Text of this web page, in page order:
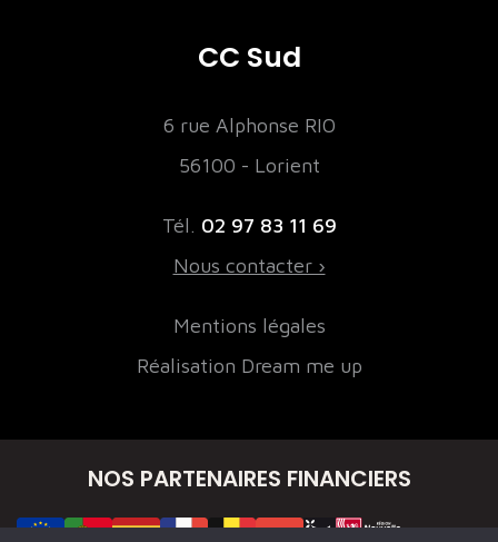
CC Sud
6 rue Alphonse RIO
56100 - Lorient
Tél. 02 97 83 11 69
Nous contacter ›
Mentions légales
Réalisation Dream me up
NOS PARTENAIRES FINANCIERS